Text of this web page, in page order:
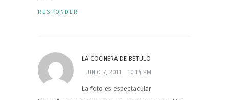
RESPONDER
LA COCINERA DE BETULO
JUNIO 7, 2011 10:14 PM
La foto es espectacular.